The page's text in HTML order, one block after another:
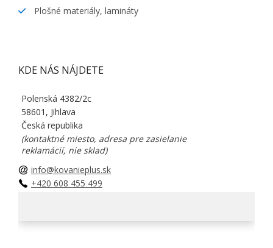
Plošné materiály, lamináty
KDE NÁS NÁJDETE
Polenská 4382/2c
58601, Jihlava
Česká republika
(kontaktné miesto, adresa pre zasielanie
reklamácií, nie sklad)
info@kovanieplus.sk
+420 608 455 499